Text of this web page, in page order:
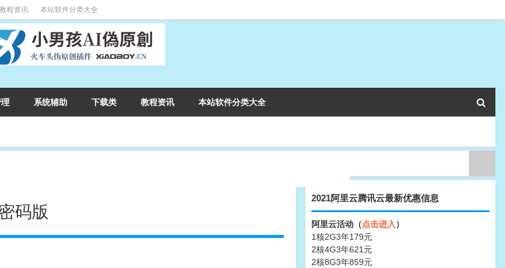
教程资讯 本站软件分类大全
系统辅助 下载类 教程资讯 本站软件分类大全
码版
2021阿里云腾讯云最新优惠信息
阿里云活动（点击进入 ）
1核2G3年179元
2核4G3年621元
2核8G3年859元